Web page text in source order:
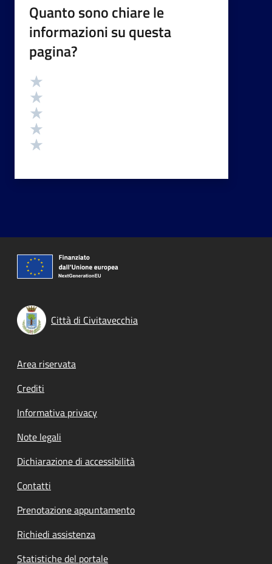
Quanto sono chiare le
informazioni su questa
pagina?
Valutazione
Città di Civitavecchia
Footer menu
Area riservata
Crediti
Informativa privacy
Note legali
Dichiarazione di accessibilità
Contatti
Prenotazione appuntamento
Richiedi assistenza
Statistiche del portale